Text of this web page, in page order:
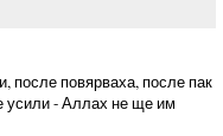
после повярваха, после пак
усили - Аллах не ще им